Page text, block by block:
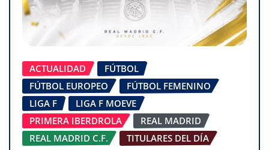
ACTUALIDAD
FÚTBOL
FÚTBOL EUROPEO
FÚTBOL FEMENINO
LIGA F
LIGA F MOEVE
PRIMERA IBERDROLA
REAL MADRID
REAL MADRID C.F.
TITULARES DEL DÍA